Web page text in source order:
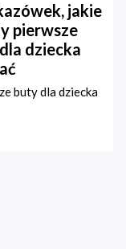
jakie
pierwsze
dziecka
buty dla dziecka